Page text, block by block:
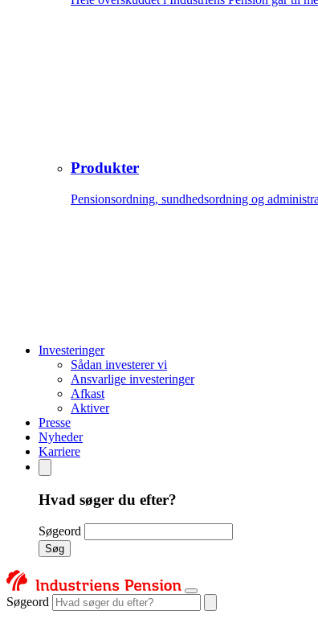
Produkter
Pensionsordning, sundhedsordning og
Investeringer
Sådan investerer vi
Ansvarlige investeringer
Afkast
Aktiver
Presse
Nyheder
Karriere
Hvad søger du efter?
Søgeord
Søg
Søgeord